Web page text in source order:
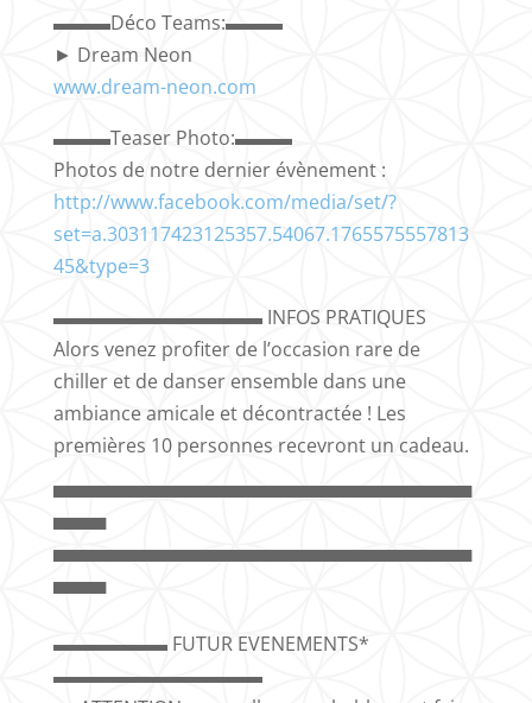
▬▬▬Déco Teams:▬▬▬
► Dream Neon
www.dream-neon.com
▬▬▬Teaser Photo:▬▬▬
Photos de notre dernier évènement :
http://www.facebook.com/media/set/?
set=a.303117423125357.54067.1765575557813
45&type=3
▬▬▬▬▬▬▬▬▬▬▬ INFOS PRATIQUES
Alors venez profiter de l’occasion rare de
chiller et de danser ensemble dans une
ambiance amicale et décontractée ! Les
premières 10 personnes recevront un cadeau.
▀▀▀▀▀▀▀▀▀▀▀▀▀▀▀▀▀▀▀▀▀▀▀▀▀▀▀▀▀▀▀▀
▀▀▀▀
▀▀▀▀▀▀▀▀▀▀▀▀▀▀▀▀▀▀▀▀▀▀▀▀▀▀▀▀▀▀▀▀
▀▀▀▀
▬▬▬▬▬▬ FUTUR EVENEMENTS*
▬▬▬▬▬▬▬▬▬▬▬